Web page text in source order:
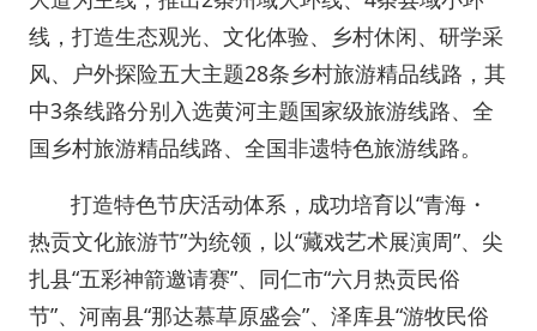
线，打造生态观光、文化体验、乡村休闲、研学采
风、户外探险五大主题28条乡村旅游精品线路，其
中3条线路分别入选黄河主题国家级旅游线路、全
国乡村旅游精品线路、全国非遗特色旅游线路。
打造特色节庆活动体系，成功培育以“青海・
热贡文化旅游节”为统领，以“藏戏艺术展演周”、尖
扎县“五彩神箭邀请赛”、同仁市“六月热贡民俗
节”、河南县“那达慕草原盛会”、泽库县“游牧民俗